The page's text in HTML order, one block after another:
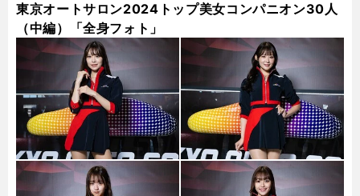
東京オートサロン2024トップ美女コンパニオン30人
（中編）「全身フォト」